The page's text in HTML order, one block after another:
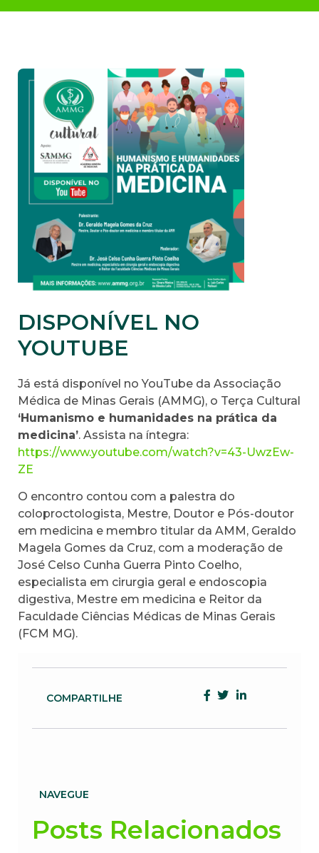
DISPONÍVEL NO
YOUTUBE
Já está disponível no YouTube da Associação
Médica de Minas Gerais (AMMG), o Terça Cultural
‘Humanismo e humanidades na prática da
medicina’. Assista na íntegra:
https://www.youtube.com/watch?v=43-UwzEw-
ZE
O encontro contou com a palestra do
coloproctologista, Mestre, Doutor e Pós-doutor
em medicina e membro titular da AMM, Geraldo
Magela Gomes da Cruz, com a moderação de
José Celso Cunha Guerra Pinto Coelho,
especialista em cirurgia geral e endoscopia
digestiva, Mestre em medicina e Reitor da
Faculdade Ciências Médicas de Minas Gerais
(FCM MG).
COMPARTILHE
NAVEGUE
Posts Relacionados